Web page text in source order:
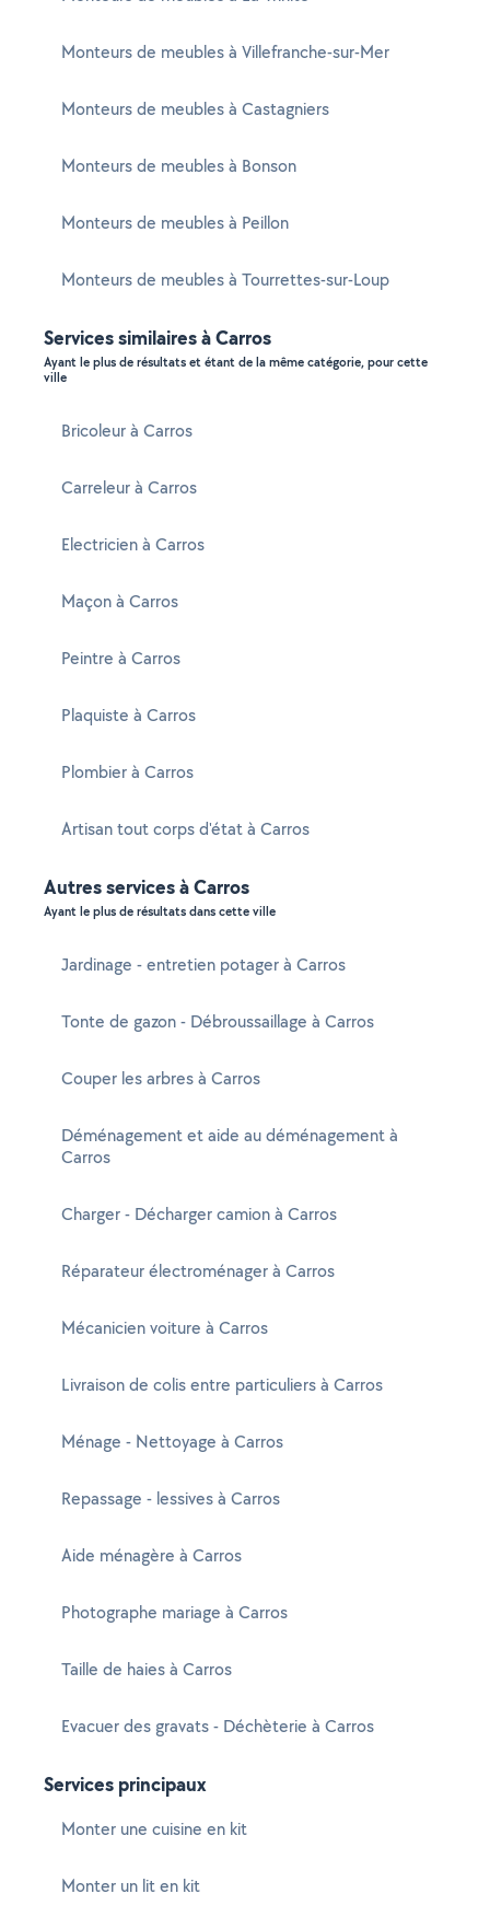
Monteurs de meubles à Villefranche-sur-Mer
Monteurs de meubles à Castagniers
Monteurs de meubles à Bonson
Monteurs de meubles à Peillon
Monteurs de meubles à Tourrettes-sur-Loup
Services similaires à Carros
Ayant le plus de résultats et étant de la même catégorie, pour cette
ville
Bricoleur à Carros
Carreleur à Carros
Electricien à Carros
Maçon à Carros
Peintre à Carros
Plaquiste à Carros
Plombier à Carros
Artisan tout corps d'état à Carros
Autres services à Carros
Ayant le plus de résultats dans cette ville
Jardinage - entretien potager à Carros
Tonte de gazon - Débroussaillage à Carros
Couper les arbres à Carros
Déménagement et aide au déménagement à
Carros
Charger - Décharger camion à Carros
Réparateur électroménager à Carros
Mécanicien voiture à Carros
Livraison de colis entre particuliers à Carros
Ménage - Nettoyage à Carros
Repassage - lessives à Carros
Aide ménagère à Carros
Photographe mariage à Carros
Taille de haies à Carros
Evacuer des gravats - Déchèterie à Carros
Services principaux
Monter une cuisine en kit
Monter un lit en kit